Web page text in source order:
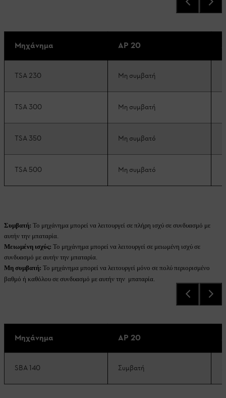
Μηχάνημα AP 20
TSA 230 Μη συμβατή
TSA 300 Μη συμβατή
TSA 350 Μη συμβατό
TSA 500 Μη συμβατό
Συμβατή: Το μηχάνημα μπορεί να λειτουργεί σε πλήρη ισχύ σε συνδυασμό με
αυτήν την μπαταρία.
Μειωμένη ισχύς: Το μηχάνημα μπορεί να λειτουργεί σε μειωμένη ισχύ σε
συνδυασμό με αυτήν την μπαταρία.
Μη συμβατή: Το μηχάνημα μπορεί να λειτουργεί μόνο σε πολύ περιορισμένο
βαθμό ή καθόλου σε συνδυασμό με αυτήν την μπαταρία.
Μηχάνημα AP 20
SBA 140 Συμβατή